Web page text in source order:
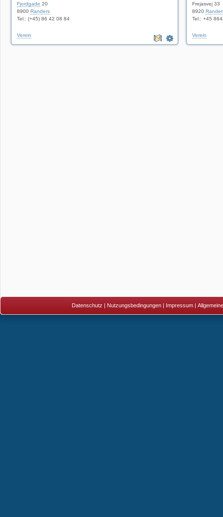
Fjordgade 20
8900 Randers
Tel.: (+45) 86 42 08 84
Verein
Frejasvej 33
8920
Tel.: +45
Verein
Datenschutz | Nutzungsbedingungen| Impressum|